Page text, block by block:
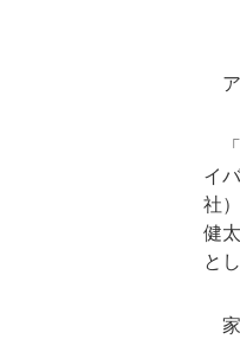
ア
「
イ
社
健
と
家